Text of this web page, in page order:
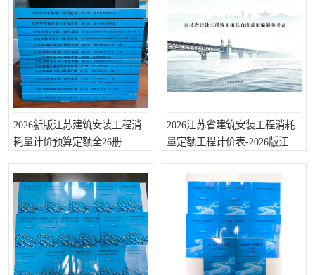
2026新版江苏建筑安装工程消
耗量计价预算定额全26册
2026江苏省建筑安装工程消耗
量定额工程计价表-2026版江苏
甘肃省建设工程预算定额 山西省建设工程预算定额
内蒙古建设工程预算定额 公路工程预算定额
陕西建设工程消耗量定额 新疆建设工程预算定额
贵州水利水电定额 铁路概预算定额
额
20kv及以下配电网工程定
额
地质灾害治理工程质量检
验评定标准
广西建筑安装工程预算定
额
内河沿海港口疏浚定额
*考军校教材 黑龙江建设工程计价定额